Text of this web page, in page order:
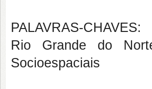
PALAVRAS-CHAVES:
Rio Grande do
Socioespaciais